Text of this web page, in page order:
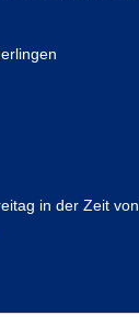
in der Zeit